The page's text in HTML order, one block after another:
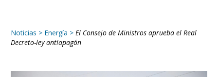
Noticias > Energía > El Consejo de Ministros aprueba el Real
Decreto-ley antiapagón